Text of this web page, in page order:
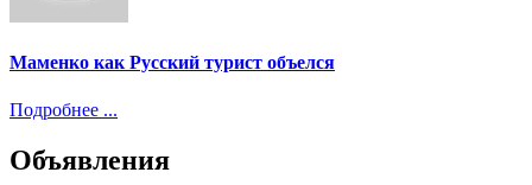
Маменко как Русский турист объелся
Подробнее ...
Объявления